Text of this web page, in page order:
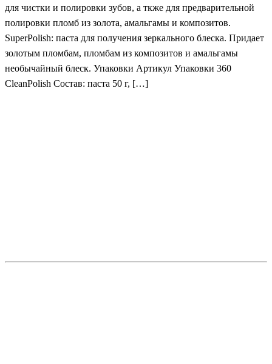
для чистки и полировки зубов, а ткже для предварительной
полировки пломб из золота, амальгамы и композитов.
SuperPolish: паста для получения зеркального блеска. Придает
золотым пломбам, пломбам из композитов и амальгамы
необычайный блеск. Упаковки Артикул Упаковки 360
CleanPolish Состав: паста 50 г, […]